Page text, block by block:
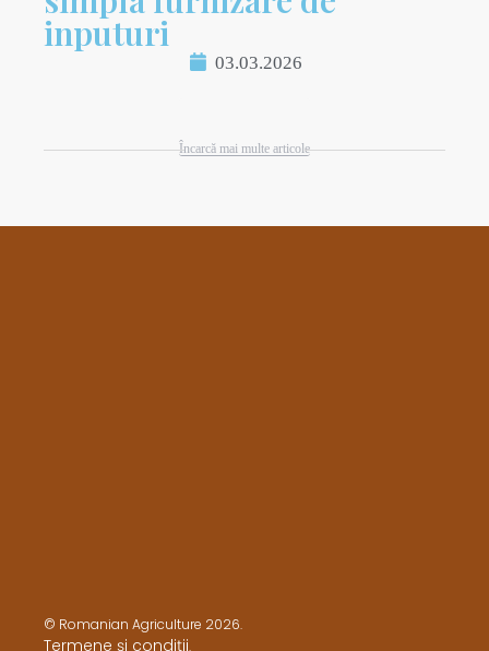
inputuri
03.03.2026
Încarcă mai multe articole
© Romanian Agriculture 2026.
Termene și condiții.